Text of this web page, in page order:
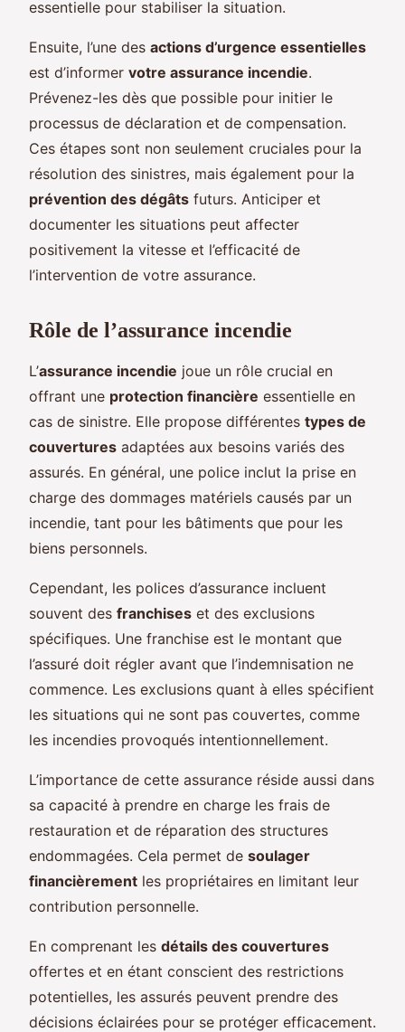
essentielle pour stabiliser la situation.
Ensuite, l’une des actions d’urgence essentielles
est d’informer votre assurance incendie.
Prévenez-les dès que possible pour initier le
processus de déclaration et de compensation.
Ces étapes sont non seulement cruciales pour la
résolution des sinistres, mais également pour la
prévention des dégâts futurs. Anticiper et
documenter les situations peut affecter
positivement la vitesse et l’efficacité de
l’intervention de votre assurance.
Rôle de l’assurance incendie
L’assurance incendie joue un rôle crucial en
offrant une protection financière essentielle en
cas de sinistre. Elle propose différentes types de
couvertures adaptées aux besoins variés des
assurés. En général, une police inclut la prise en
charge des dommages matériels causés par un
incendie, tant pour les bâtiments que pour les
biens personnels.
Cependant, les polices d’assurance incluent
souvent des franchises et des exclusions
spécifiques. Une franchise est le montant que
l’assuré doit régler avant que l’indemnisation ne
commence. Les exclusions quant à elles spécifient
les situations qui ne sont pas couvertes, comme
les incendies provoqués intentionnellement.
L’importance de cette assurance réside aussi dans
sa capacité à prendre en charge les frais de
restauration et de réparation des structures
endommagées. Cela permet de soulager
financièrement les propriétaires en limitant leur
contribution personnelle.
En comprenant les détails des couvertures
offertes et en étant conscient des restrictions
potentielles, les assurés peuvent prendre des
décisions éclairées pour se protéger efficacement.